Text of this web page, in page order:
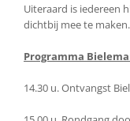
Uiteraard is iedereen
dichtbij mee te maken.
Programma
14.30 u. Ontvangst